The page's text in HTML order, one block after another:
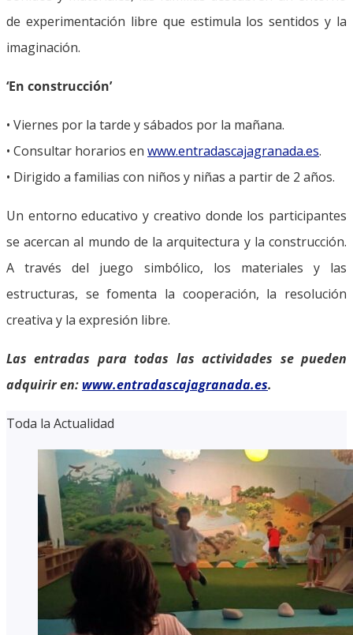
de experimentación libre que estimula los sentidos y la
imaginación.
‘En construcción’
• Viernes por la tarde y sábados por la mañana.
• Consultar horarios en www.entradascajagranada.es.
• Dirigido a familias con niños y niñas a partir de 2 años.
Un entorno educativo y creativo donde los participantes
se acercan al mundo de la arquitectura y la construcción.
A través del juego simbólico, los materiales y las
estructuras, se fomenta la cooperación, la resolución
creativa y la expresión libre.
Las entradas para todas las actividades se pueden
adquirir en: www.entradascajagranada.es.
Toda la Actualidad